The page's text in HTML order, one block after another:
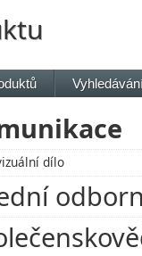
dílo